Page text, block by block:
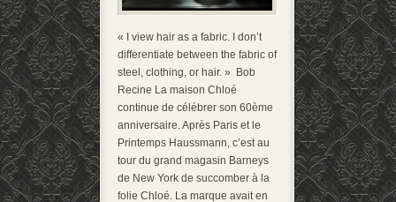
« I view hair as a fabric. I don’t
differentiate between the fabric of
steel, clothing, or hair. » Bob
Recine La maison Chloé
continue de célébrer son 60ème
anniversaire. Après Paris et le
Printemps Haussmann, c’est au
tour du grand magasin Barneys
de New York de succomber à la
folie Chloé. La marque avait en